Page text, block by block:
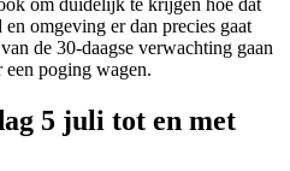
om duidelijk te krijgen hoe dat
omgeving er dan precies gaat
de 30-daagse verwachting gaan
poging wagen.
5 juli tot en met